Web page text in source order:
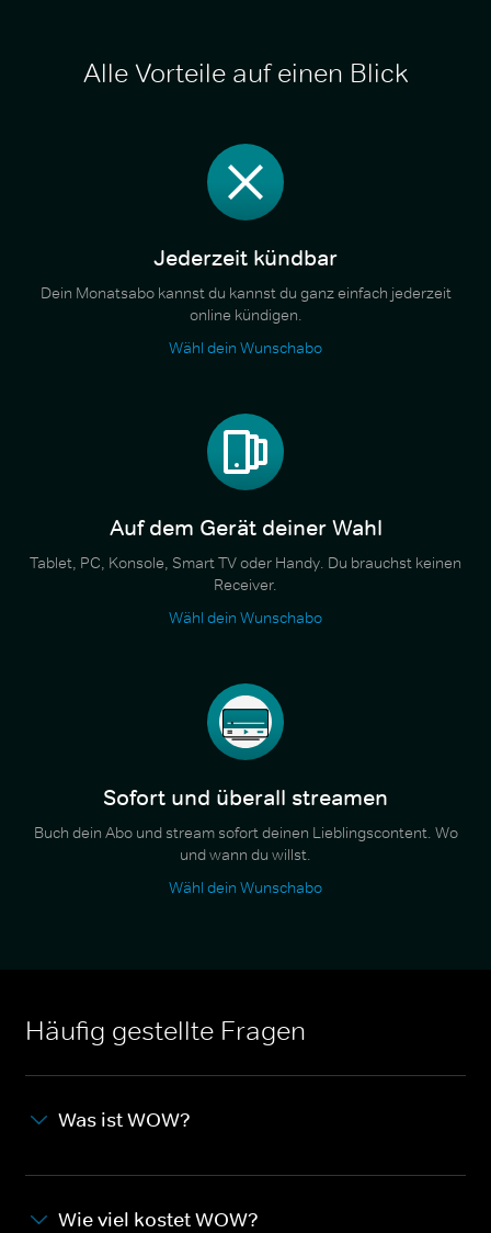
Alle Vorteile auf einen Blick
Jederzeit kündbar
Dein Monatsabo kannst du kannst du ganz einfach jederzeit
online kündigen.
Wähl dein Wunschabo
Auf dem Gerät deiner Wahl
Tablet, PC, Konsole, Smart TV oder Handy. Du brauchst keinen
Receiver.
Wähl dein Wunschabo
Sofort und überall streamen
Buch dein Abo und stream sofort deinen Lieblingscontent. Wo
und wann du willst.
Wähl dein Wunschabo
Häufig gestellte Fragen
Was ist WOW?
Wie viel kostet WOW?